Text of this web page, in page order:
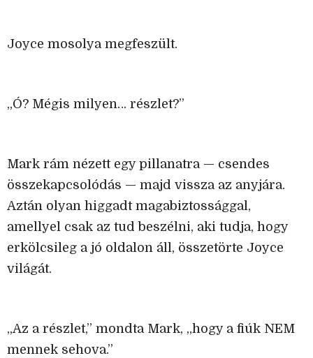
Joyce mosolya megfeszült.
„Ó? Mégis milyen… részlet?”
Mark rám nézett egy pillanatra — csendes
összekapcsolódás — majd vissza az anyjára.
Aztán olyan higgadt magabiztossággal,
amellyel csak az tud beszélni, aki tudja, hogy
erkölcsileg a jó oldalon áll, összetörte Joyce
világát.
„Az a részlet,” mondta Mark, „hogy a fiúk NEM
mennek sehova.”